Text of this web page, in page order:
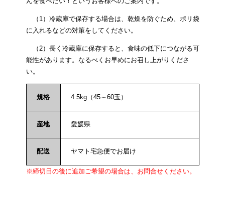
（1）冷蔵庫で保存する場合は、乾燥を防ぐため、ポリ袋
に入れるなどの対策をしてください。
（2）長く冷蔵庫に保存すると、食味の低下につながる可
能性があります。なるべくお早めにお召し上がりくださ
い。
規格 4.5kg（45～60玉）
産地 愛媛県
配送 ヤマト宅急便でお届け
※締切日の後に追加ご希望の場合は、お問合せください。